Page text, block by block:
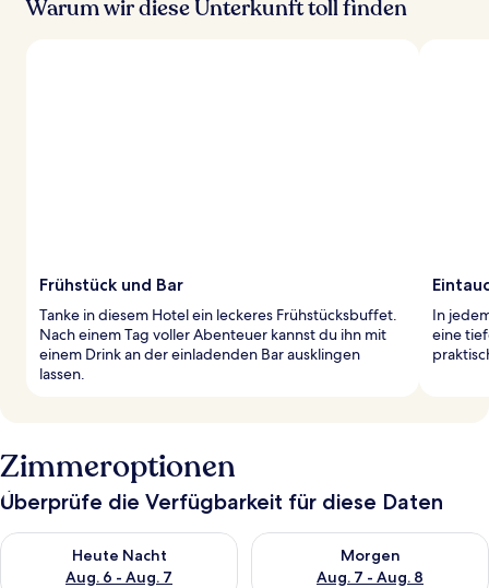
Warum wir diese Unterkunft toll finden
Frühstück und Bar
Tanke in diesem Hotel ein leckeres Frühstücksbuffet.
Nach einem Tag voller Abenteuer kannst du ihn mit
einem Drink an der einladenden Bar ausklingen
lassen.
In
eine
Zimmeroptionen
Überprüfe die Verfügbarkeit für diese Daten
Heute Nacht
Aug. 6 - Aug. 7
Überprüfe die Verfügbarkeit für heute Nacht, Aug. 6 - Aug. 7.
Morgen
Aug. 7 - Aug. 8
Überprüfe die Verfügbarkeit